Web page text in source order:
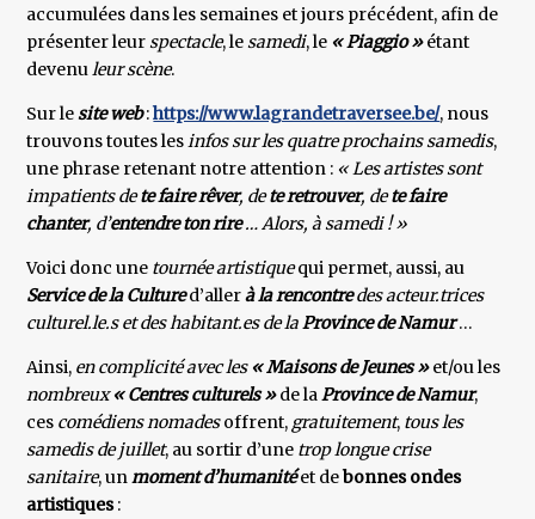
accumulées dans les semaines et jours précédent, afin de
présenter leurspectacle, lesamedi, le « Piaggio »étant
devenuleur scène.
Sur lesite web:https://www.lagrandetraversee.be/, nous
trouvons toutes lesinfos sur les quatre prochains samedis,
une phrase retenant notre attention : « Les artistes sont
impatients dete faire rêver, dete retrouver, dete faire
chanter, d’entendre ton rire… Alors, à samedi ! »
Voici donc une tournée artistiquequi permet, aussi, au
Service de la Cultured’allerà la rencontredes acteur.trices
culturel.le.s et des habitant.es de laProvince de Namur…
Ainsi, en complicité avec les « Maisons de Jeunes »et/ou les
nombreux« Centres culturels »de laProvince de Namur,
ces comédiens nomadesoffrent, gratuitement, tous les
samedis de juillet, au sortir d’une trop longue crise
sanitaire, unmoment d’humanitéet debonnes ondes
artistiques: